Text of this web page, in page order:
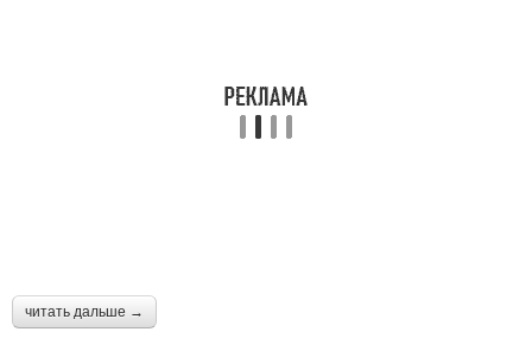
читать дальше →